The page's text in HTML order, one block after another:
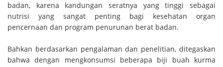
badan, karena kandungan seratnya yang tinggi sebagai
nutrisi yang sangat penting bagi kesehatan organ
pencernaan dan program penurunan berat badan.
Bahkan berdasarkan pengalaman dan penelitian, ditegaskan
bahwa dengan mengkonsumsi beberapa biji buah kurma